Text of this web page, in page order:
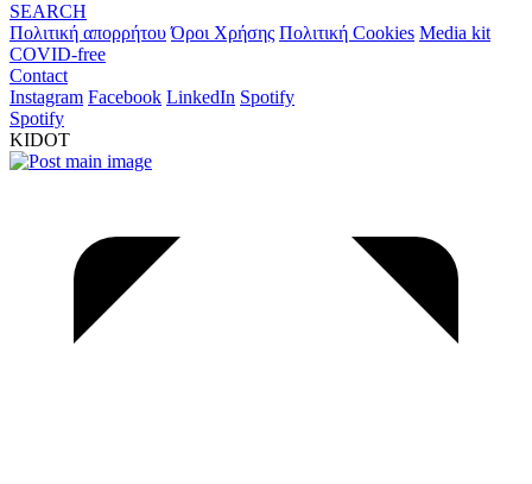
SEARCH
Πολιτική απορρήτου Όροι Χρήσης Πολιτική Cookies Media kit
COVID-free
Contact
Instagram Facebook LinkedIn Spotify
Spotify
KIDOT